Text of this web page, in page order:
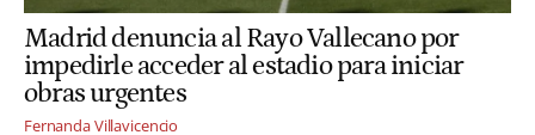
Madrid denuncia al Rayo Vallecano por
impedirle acceder al estadio para iniciar
obras urgentes
Fernanda Villavicencio